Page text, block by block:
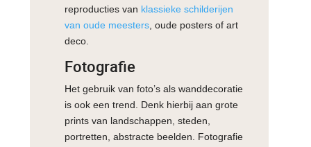
reproducties van klassieke schilderijen
van oude meesters, oude posters of art
deco.
Fotografie
Het gebruik van foto’s als wanddecoratie
is ook een trend. Denk hierbij aan grote
prints van landschappen, steden,
portretten, abstracte beelden. Fotografie